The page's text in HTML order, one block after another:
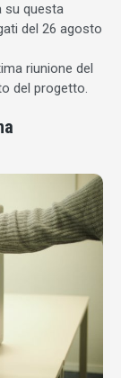
su questa
del 26 agosto
riunione del
del progetto.